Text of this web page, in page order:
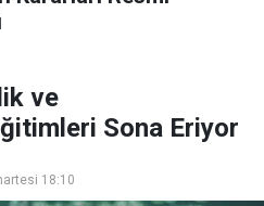
ve
Sona Eriyor
18:10